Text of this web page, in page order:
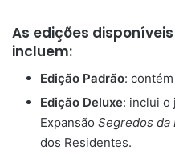
As edições
incluem:
Edição Padrão:
Edição Deluxe: inclui o
Expansão Segredos da
dos Residentes.